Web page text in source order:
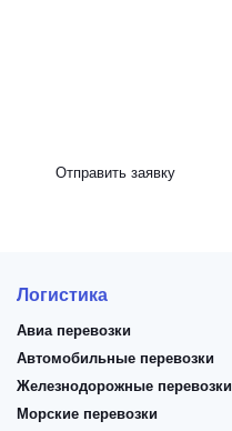
Отправить заявку
Логистика
Авиа перевозки
Автомобильные перевозки
Железнодорожные перевозки
Морские перевозки